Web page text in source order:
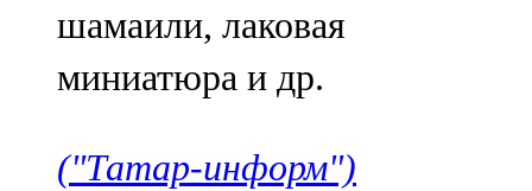
шамаили, лаковая
миниатюра и др.
("Татар-информ")